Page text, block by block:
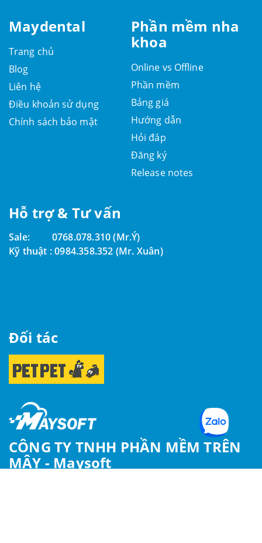
Maydental
Trang chủ
Blog
Liên hệ
Điều khoản sử dụng
Chính sách bảo mật
Phần mềm nha
khoa
Online vs Offline
Phần mềm
Bảng giá
Hướng dẫn
Hỏi đáp
Đăng ký
Release notes
Hỗ trợ & Tư vấn
Sale: 0768.078.310 (Mr.Ý)
Kỹ thuật :0984.358.352 (Mr. Xuân)
Đối tác
CÔNG TY TNHH PHẦN MỀM TRÊN
MÂY - Maysoft